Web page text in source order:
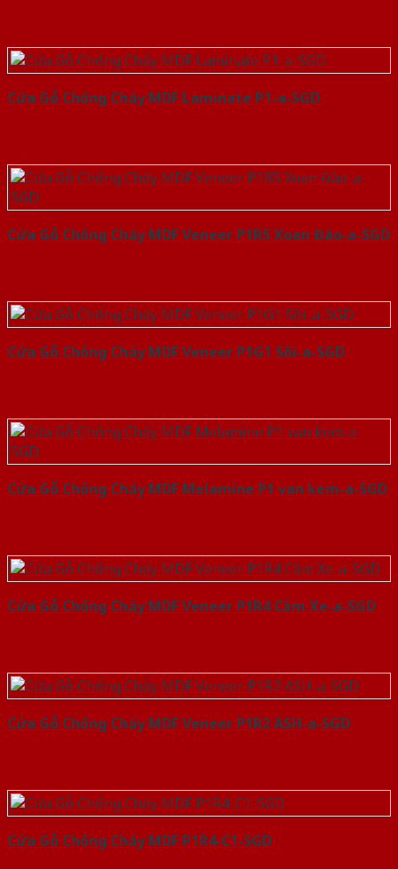
Cửa Gỗ Chống Cháy MDF Laminate P1-a-SGD
Cửa Gỗ Chống Cháy MDF Veneer P1R5 Xoan Đào-a-SGD
Cửa Gỗ Chống Cháy MDF Veneer P1G1 Sồi-a-SGD
Cửa Gỗ Chống Cháy MDF Melamine P1 van kem-a-SGD
Cửa Gỗ Chống Cháy MDF Veneer P1R4 Căm Xe-a-SGD
Cửa Gỗ Chống Cháy MDF Veneer P1R2 ASH-a-SGD
Cửa Gỗ Chống Cháy MDF P1R4-C1-SGD